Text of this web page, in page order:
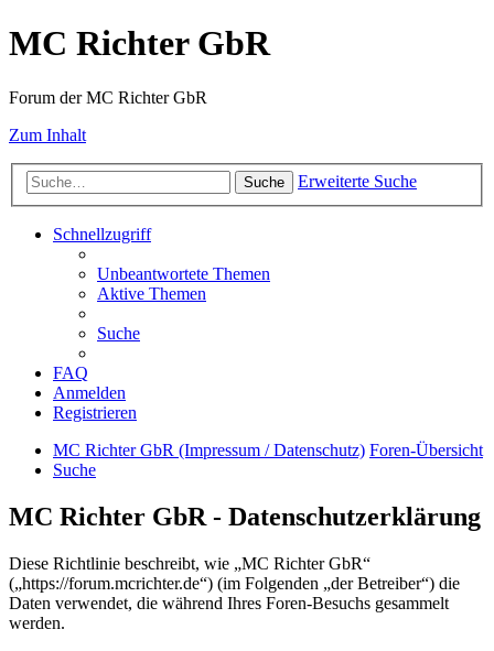
MC Richter GbR
Forum der MC Richter GbR
Zum Inhalt
Suche Erweiterte Suche
Schnellzugriff
Unbeantwortete Themen
Aktive Themen
Suche
FAQ
Anmelden
Registrieren
MC Richter GbR (Impressum / Datenschutz) Foren-Übersicht
Suche
MC Richter GbR - Datenschutzerklärung
Diese Richtlinie beschreibt, wie „MC Richter GbR“
(„https://forum.mcrichter.de“) (im Folgenden „der Betreiber“) die
Daten verwendet, die während Ihres Foren-Besuchs gesammelt
werden.